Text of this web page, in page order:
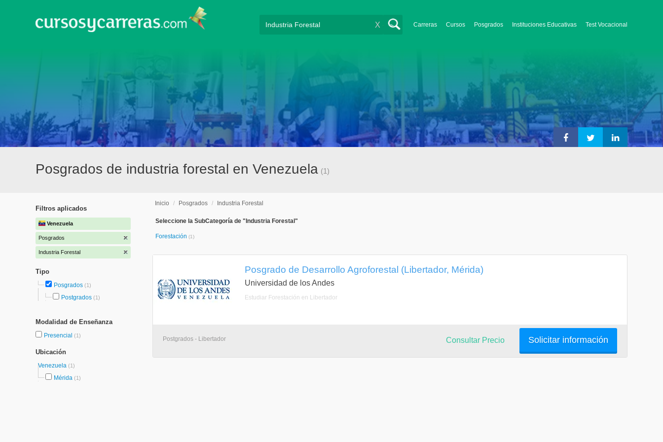
Carreras Cursos Posgrados Instituciones Educativas Test Vocacional
X
Posgrados de industria forestal en Venezuela (1)
Filtros aplicados
Venezuela
Posgrados
Industria Forestal
Tipo
Posgrados (1)
Postgrados (1)
Modalidad de Enseñanza
Presencial (1)
Ubicación
Venezuela (1)
Mérida (1)
Inicio / Posgrados / Industria Forestal
Seleccione la SubCategoría de "Industria Forestal"
Forestación (1)
Posgrado de Desarrollo Agroforestal (Libertador, Mérida)
Universidad de los Andes
Estudiar Forestación en Libertador
Postgrados - Libertador Solicitar información
Consultar Precio